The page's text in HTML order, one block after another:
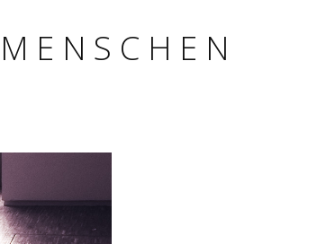
M E N S C H E N